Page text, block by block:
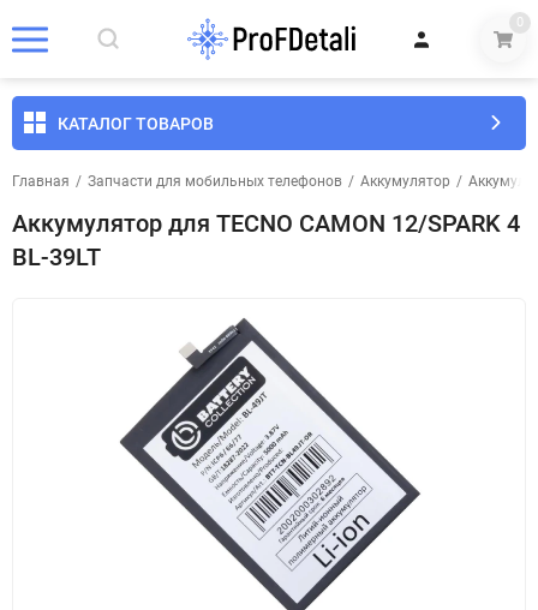
0
КАТАЛОГ ТОВАРОВ
Главная / Запчасти для мобильных телефонов / Аккумулятор /
Аккумулятор для TECNO CAMON 12/SPARK 4
BL-39LT